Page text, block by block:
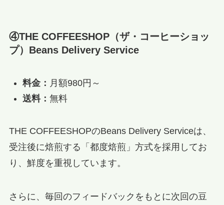
④THE COFFEESHOP（ザ・コーヒーショッ
プ）Beans Delivery Service
料金： 月額980円～
送料： 無料
THE COFFEESHOPのBeans Delivery Serviceは、
受注後に焙煎する「都度焙煎」方式を採用してお
り、鮮度を重視しています。
さらに、毎回のフィードバックをもとに次回の豆